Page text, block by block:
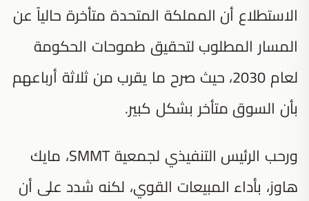
الاستطلاع أن المملكة المتحدة متأخرة حالياً عن
المسار المطلوب لتحقيق طموحات الحكومة
لعام 2030، حيث صرح ما يقرب من ثلاثة أرباعهم
بأن السوق متأخر بشكل كبير.
ورحب الرئيس التنفيذي لجمعية SMMT، مايك
هاوز، بأداء المبيعات القوي، لكنه شدد على أن